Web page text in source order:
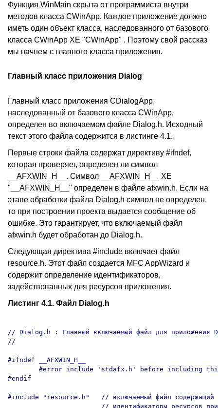
Функция WinMain скрыта от программиста внутри
методов класса CWinApp. Каждое приложение должно
иметь один объект класса, наследованного от базового
класса CWinApp XE "CWinApp" . Поэтому свой рассказ
мы начнем с главного класса приложения.
Главный класс приложения Dialog
Главный класс приложения CDialogApp,
наследованный от базового класса CWinApp,
определен во включаемом файле Dialog.h. Исходный
текст этого файла содержится в листинге 4.1.
Первые строки файла содержат директиву #ifndef,
которая проверяет, определен ли символ
__AFXWIN_H__. Символ __AFXWIN_H__ XE
"__AFXWIN_H__" определен в файле afxwin.h. Если на
этапе обработки файла Dialog.h символ не определен,
то при построении проекта выдается сообщение об
ошибке. Это гарантирует, что включаемый файл
afxwin.h будет обработан до Dialog.h.
Следующая директива #include включает файл
resource.h. Этот файл создается MFC AppWizard и
содержит определение идентификаторов,
задействованных для ресурсов приложения.
Листинг 4.1. Файл Dialog.h
// Dialog.h : Главный включаемый файл для приложения
//
#ifndef __AFXWIN_H__
#endif
#include "resource.h"   // включаемый файл содержащий
// идентификаторы ресурсов